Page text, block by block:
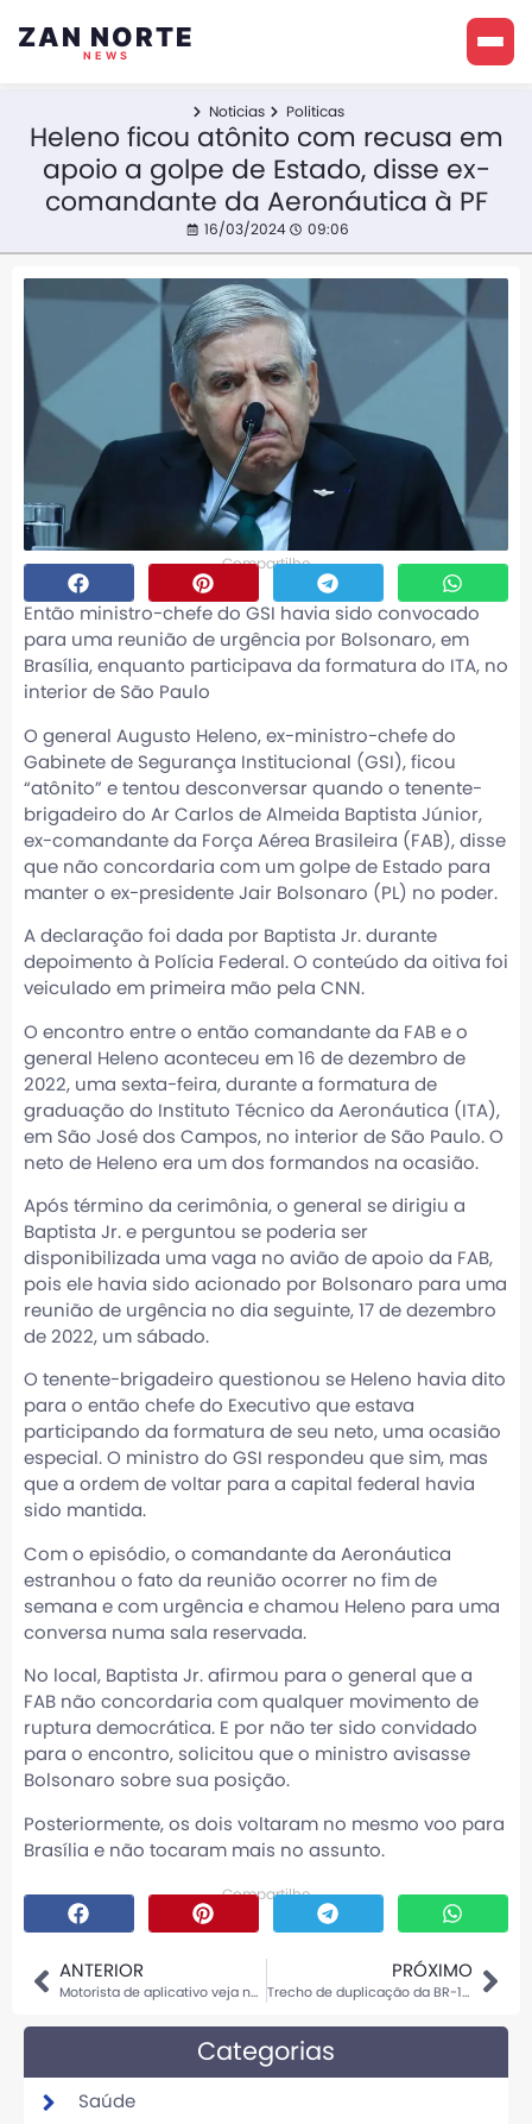
ZAN NORTE
NEWS
Noticias Politicas
Heleno ficou atônito com recusa em
apoio a golpe de Estado, disse ex-
comandante da Aeronáutica à PF
16/03/2024 09:06
Compartilhe
Então ministro-chefe do GSI havia sido convocado
para uma reunião de urgência por Bolsonaro, em
Brasília, enquanto participava da formatura do ITA, no
interior de São Paulo
O general Augusto Heleno, ex-ministro-chefe do
Gabinete de Segurança Institucional (GSI), ficou
“atônito” e tentou desconversar quando o tenente-
brigadeiro do Ar Carlos de Almeida Baptista Júnior,
ex-comandante da Força Aérea Brasileira (FAB), disse
que não concordaria com um golpe de Estado para
manter o ex-presidente Jair Bolsonaro (PL) no poder.
A declaração foi dada por Baptista Jr. durante
depoimento à Polícia Federal. O conteúdo da oitiva foi
veiculado em primeira mão pela CNN.
O encontro entre o então comandante da FAB e o
general Heleno aconteceu em 16 de dezembro de
2022, uma sexta-feira, durante a formatura de
graduação do Instituto Técnico da Aeronáutica (ITA),
em São José dos Campos, no interior de São Paulo. O
neto de Heleno era um dos formandos na ocasião.
Após término da cerimônia, o general se dirigiu a
Baptista Jr. e perguntou se poderia ser
disponibilizada uma vaga no avião de apoio da FAB,
pois ele havia sido acionado por Bolsonaro para uma
reunião de urgência no dia seguinte, 17 de dezembro
de 2022, um sábado.
O tenente-brigadeiro questionou se Heleno havia dito
para o então chefe do Executivo que estava
participando da formatura de seu neto, uma ocasião
especial. O ministro do GSI respondeu que sim, mas
que a ordem de voltar para a capital federal havia
sido mantida.
Com o episódio, o comandante da Aeronáutica
estranhou o fato da reunião ocorrer no fim de
semana e com urgência e chamou Heleno para uma
conversa numa sala reservada.
No local, Baptista Jr. afirmou para o general que a
FAB não concordaria com qualquer movimento de
ruptura democrática. E por não ter sido convidado
para o encontro, solicitou que o ministro avisasse
Bolsonaro sobre sua posição.
Posteriormente, os dois voltaram no mesmo voo para
Brasília e não tocaram mais no assunto.
Compartilhe
ANTERIOR
Motorista de aplicativo veja novo beneficio.
PRÓXIMO
Trecho de duplicação da BR-163 no Posto Gil é liberado
Categorias
Saúde